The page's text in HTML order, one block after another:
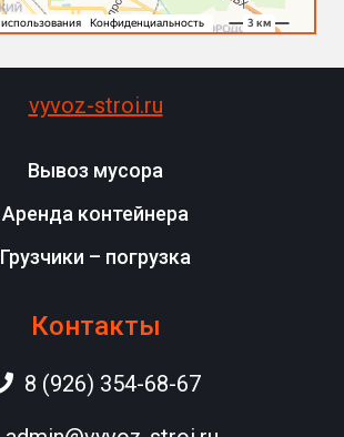
vyvoz-stroi.ru
Вывоз мусора
Аренда контейнера
Грузчики – погрузка
Контакты
8 (926) 354-68-67